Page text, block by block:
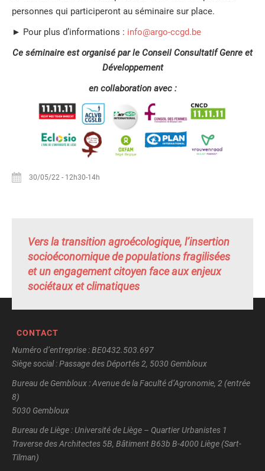
personnes qui participeront au séminaire sur place.
► Pour plus d’informations : info@argo-ccgd.be
Ce séminaire est organisé par le Conseil Consultatif Genre et
Développement
en collaboration avec :
30/05/22 - 12h30-14h
Vers la transition agroécologique, l’insertion
socioéconomique de populations fragilisées
et un engagement citoyen face aux enjeux
sociétaux et climatiques
CONTACT
Numéro d’entreprise : BE0432.503.697
Siège social : Passage des Déportés 2, 5030 Gembloux
Bureau de Gembloux : Avenue de la Faculté d’Agronomie, 2 (entrée
8)
5030 Gembloux
Bureau de Liège : Université de Liège – Quartier Urbanistes 1
Traverse des Architectes 5B, Bâtiment B63b B-4000 Liège (Sart-
Tilman)